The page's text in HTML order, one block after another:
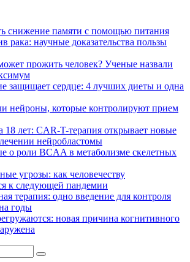
снижение памяти с помощью питания
рака: научные доказательства пользы
прожить человек? Ученые назвали
защищает сердце: 4 лучших диеты и одна
нейроны, которые контролируют прием
18 лет: CAR-T-терапия открывает новые
нейробластомы
о роли BCAA в метаболизме скелетных
угрозы: как человечеству
к следующей пандемии
терапия: одно введение для контроля
годы
новая причина когнитивного